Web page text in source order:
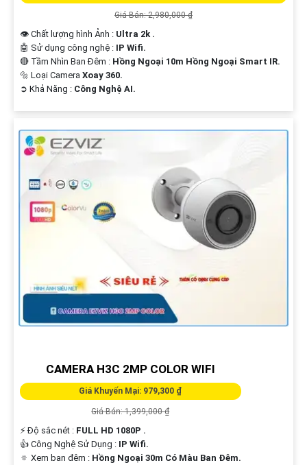
Giá Bán: 2,980,000 ₫
👁 Chất lượng hình Ảnh : Ultra 2k .
🤖️ Sử dụng công nghệ : IP Wifi.
🔴 Tầm Nhìn Ban Đêm : Hồng Ngoại 10m Hồng Ngoại Smart IR.
🔩 Loại Camera Xoay 360.
️➲ Khả Năng : Công Nghệ AI.
CAMERA H3C 2MP COLOR WIFI
Giá Khuyến Mại: 979,300 ₫
Giá Bán: 1,399,000 ₫
️⚡ Độ sắc nét : FULL HD 1080P .
👍 Công Nghệ Sử Dụng : IP Wifi.
🔅 Xem ban đêm : Hồng Ngoại 30m Có Màu Ban Ðêm.